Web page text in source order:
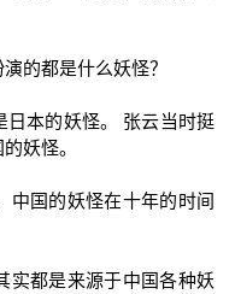
的都是什么妖怪？
日本的妖怪。 张云当时挺
妖怪。
中国的妖怪在十年的时间
实都是来源于中国各种妖